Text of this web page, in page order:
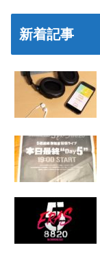
新着記事